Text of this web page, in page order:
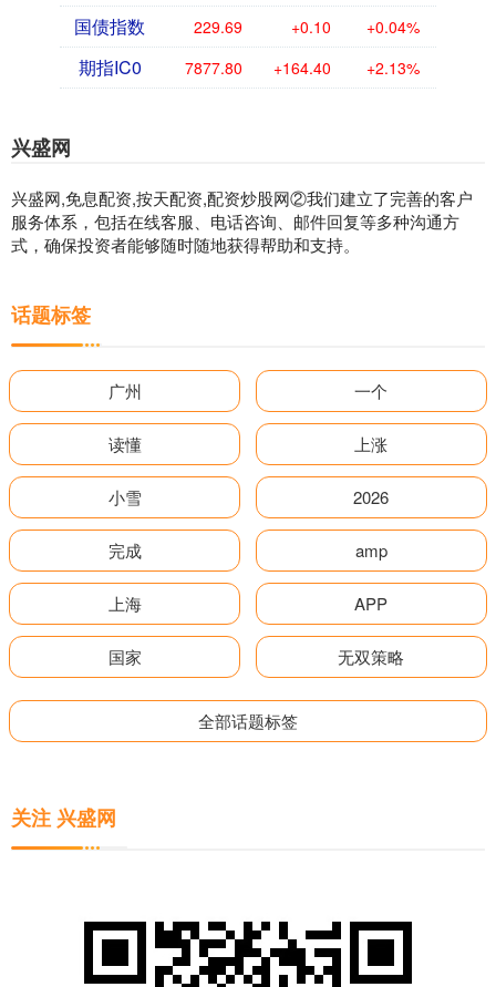
国债指数 229.69 +0.10 +0.04%
期指IC0 7877.80 +164.40 +2.13%
兴盛网
兴盛网,免息配资,按天配资,配资炒股网②我们建立了完善的客户
服务体系，包括在线客服、电话咨询、邮件回复等多种沟通方
式，确保投资者能够随时随地获得帮助和支持。
话题标签
广州 一个
读懂 上涨
小雪 2026
完成 amp
上海 APP
国家 无双策略
全部话题标签
关注 兴盛网